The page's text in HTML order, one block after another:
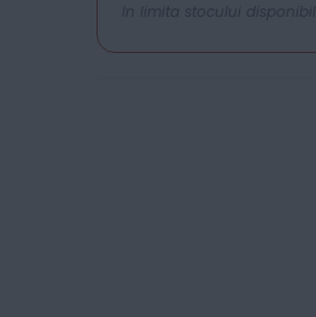
In limita stocului disponibil.